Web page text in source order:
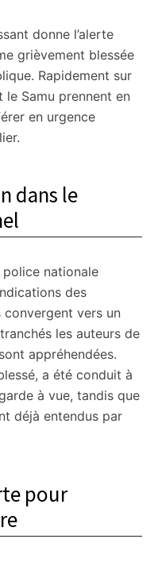
donne l’alerte
grièvement blessée
Rapidement sur
Samu prennent en
en urgence
dans le
police nationale
des
vers un
les auteurs de
appréhendées.
a été conduit à
à vue, tandis que
déjà entendus par
pour